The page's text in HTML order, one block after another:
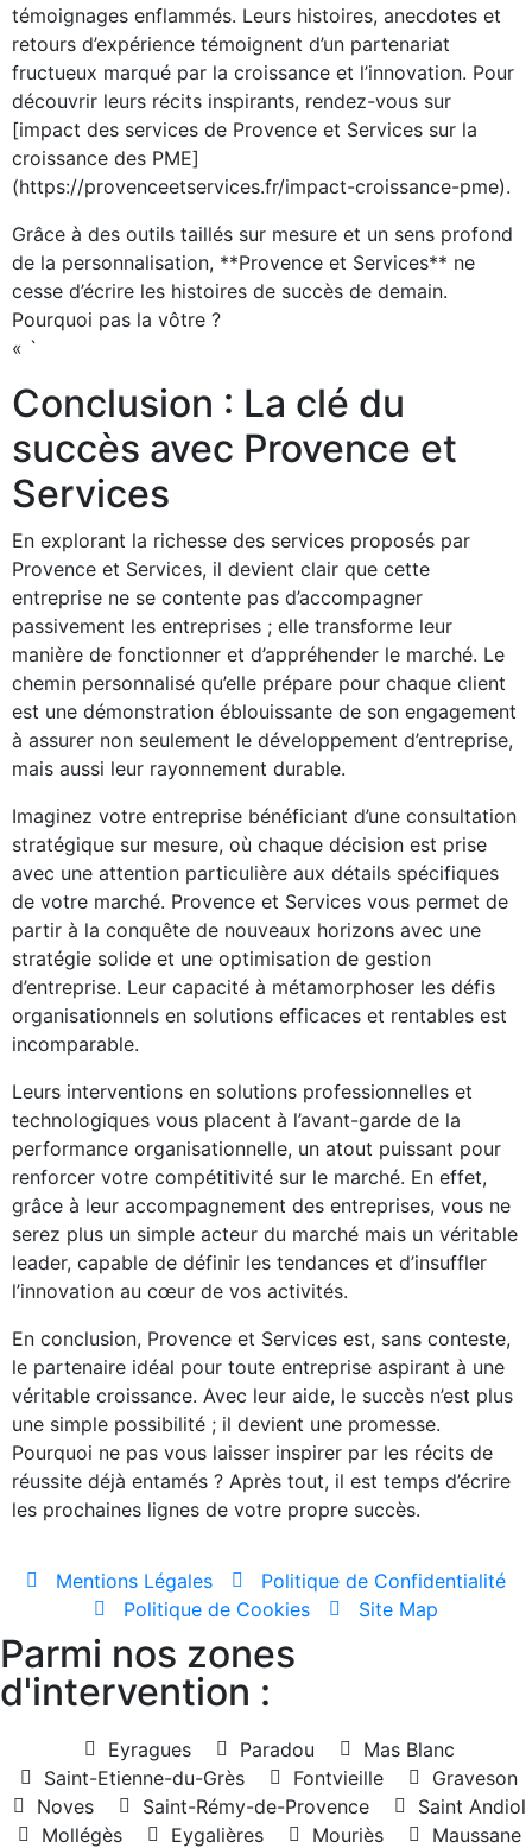
témoignages enflammés. Leurs histoires, anecdotes et
retours d’expérience témoignent d’un partenariat
fructueux marqué par la croissance et l’innovation. Pour
découvrir leurs récits inspirants, rendez-vous sur
[impact des services de Provence et Services sur la
croissance des PME]
(https://provenceetservices.fr/impact-croissance-pme).
Grâce à des outils taillés sur mesure et un sens profond
de la personnalisation, **Provence et Services** ne
cesse d’écrire les histoires de succès de demain.
Pourquoi pas la vôtre ?
« `
Conclusion : La clé du
succès avec Provence et
Services
En explorant la richesse des services proposés par
Provence et Services, il devient clair que cette
entreprise ne se contente pas d’accompagner
passivement les entreprises ; elle transforme leur
manière de fonctionner et d’appréhender le marché. Le
chemin personnalisé qu’elle prépare pour chaque client
est une démonstration éblouissante de son engagement
à assurer non seulement le développement d’entreprise,
mais aussi leur rayonnement durable.
Imaginez votre entreprise bénéficiant d’une consultation
stratégique sur mesure, où chaque décision est prise
avec une attention particulière aux détails spécifiques
de votre marché. Provence et Services vous permet de
partir à la conquête de nouveaux horizons avec une
stratégie solide et une optimisation de gestion
d’entreprise. Leur capacité à métamorphoser les défis
organisationnels en solutions efficaces et rentables est
incomparable.
Leurs interventions en solutions professionnelles et
technologiques vous placent à l’avant-garde de la
performance organisationnelle, un atout puissant pour
renforcer votre compétitivité sur le marché. En effet,
grâce à leur accompagnement des entreprises, vous ne
serez plus un simple acteur du marché mais un véritable
leader, capable de définir les tendances et d’insuffler
l’innovation au cœur de vos activités.
En conclusion, Provence et Services est, sans conteste,
le partenaire idéal pour toute entreprise aspirant à une
véritable croissance. Avec leur aide, le succès n’est plus
une simple possibilité ; il devient une promesse.
Pourquoi ne pas vous laisser inspirer par les récits de
réussite déjà entamés ? Après tout, il est temps d’écrire
les prochaines lignes de votre propre succès.
Mentions Légales
Politique de Confidentialité
Politique de Cookies
Site Map
Parmi nos zones
d'intervention :
Eyragues Paradou
Mas Blanc
Saint-Etienne-du-Grès
Fontvieille
Graveson
Noves
Saint-Rémy-de-Provence
Saint Andiol
Mollégès
Eygalières Mouriès
Maussane